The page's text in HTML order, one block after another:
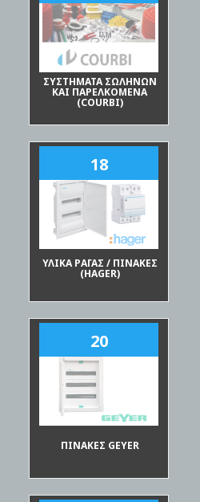
ΣΥΣΤΗΜΑΤΑ ΣΩΛΗΝΩΝ
ΚΑΙ ΠΑΡΕΛΚΟΜΕΝΑ
(COURBI)
18
ΥΛΙΚΑ ΡΑΓΑΣ / ΠΙΝΑΚΕΣ
(HAGER)
20
ΠΙΝΑΚΕΣ GEYER